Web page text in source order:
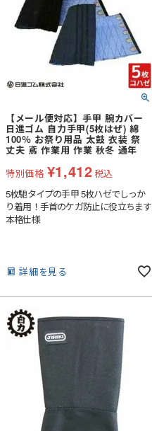
【メール便対応】手甲 腕カバー
日進ゴム 自力手甲(5枚はぜ) 綿
100％ お祭り用品 太鼓 衣装 祭
丈夫 鳶 作業用 作業 秋冬 通年
特別価格 ¥1,412税込
5枚馳タイプの手甲 5枚ハゼでしっか
り着用！手首のケガ防止に役立ちます
本格仕様
詳細を見る